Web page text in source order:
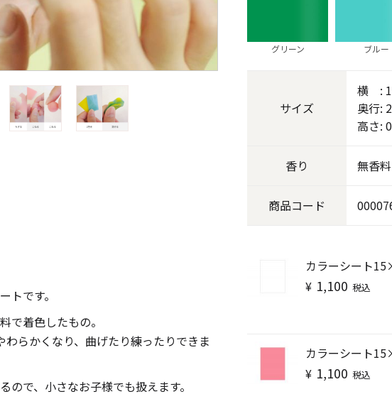
ル
ALL
カップキャンドル
ランタン
グリーン ブルー
サイズ
横 :
奥行:
高さ:
香り 無香料
商品コード
トです。
で着色したもの。
らかくなり、曲げたり練ったりできま
で、小さなお子様でも扱えます。
カラーシート
¥ 1,100 税込
カラーシート
¥ 1,100 税込